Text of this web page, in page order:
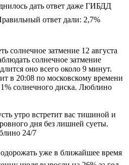
дать ответ даже ГИБДД
ответ дали: 2,7%
солнечное затмение 12 августа
солнечное затмение
оно всего около 9 минут.
в 20:08 по московскому времени
солнечного диска. Люблино
утро встретит вас тишиной и
дня без лишней суеты.
24/7
уже в ближайшее время